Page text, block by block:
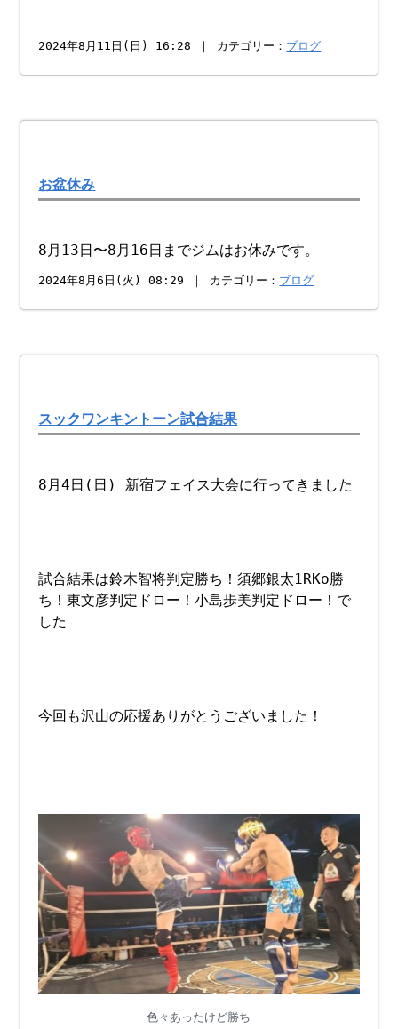
2024年8月11日(日) 16:28 ｜ カテゴリー： ブログ
お盆休み
8月13日〜8月16日までジムはお休みです。
2024年8月6日(火) 08:29 ｜ カテゴリー： ブログ
スックワンキントーン試合結果
8月4日(日) 新宿フェイス大会に行ってきました
試合結果は鈴木智将判定勝ち！須郷銀太1RKo勝
ち！東文彦判定ドロー！小島歩美判定ドロー！で
した
今回も沢山の応援ありがとうございました！
色々あったけど勝ち